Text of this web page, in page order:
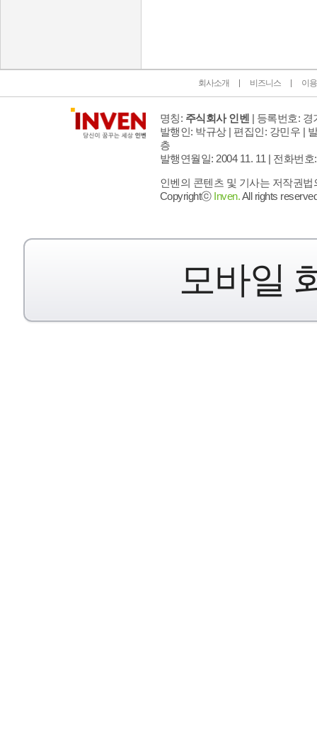
회사소개 비즈니스 이
명칭: 주식회사 인벤 | 등록번호: 경
발행인: 박규상 | 편집인: 강민우 |
층
발행연월일: 2004 11. 11 | 전화번호
인벤의 콘텐츠 및 기사는 저작권
Copyrightⓒ Inven.All rights
모바일